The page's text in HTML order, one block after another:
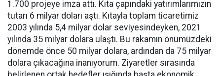
1.700 projeye imza attı. Kıta çapındaki yatırımlarımızın
tutarı 6 milyar doları aştı. Kıtayla toplam ticaretimiz
2003 yılında 5,4 milyar dolar seviyesindeyken, 2021
yılında 35 milyar dolara ulaştı. Bu rakamın önümüzdeki
dönemde önce 50 milyar dolara, ardından da 75 milyar
dolara çıkacağına inanıyorum. Ziyaretler sırasında